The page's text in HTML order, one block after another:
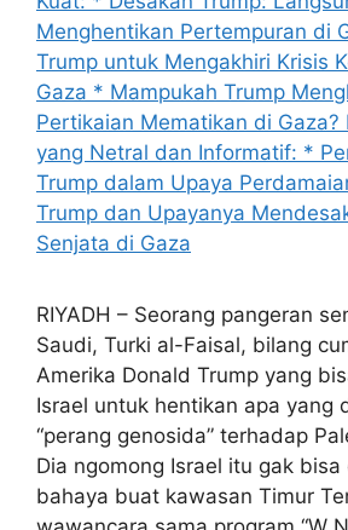
RIYADH – Seorang pangeran
Saudi, Turki al-Faisal, bilang
Amerika Donald Trump yang
Israel untuk hentikan apa yang
“perang genosida” terhadap
Dia ngomong Israel itu gak
bahaya buat kawasan Timur